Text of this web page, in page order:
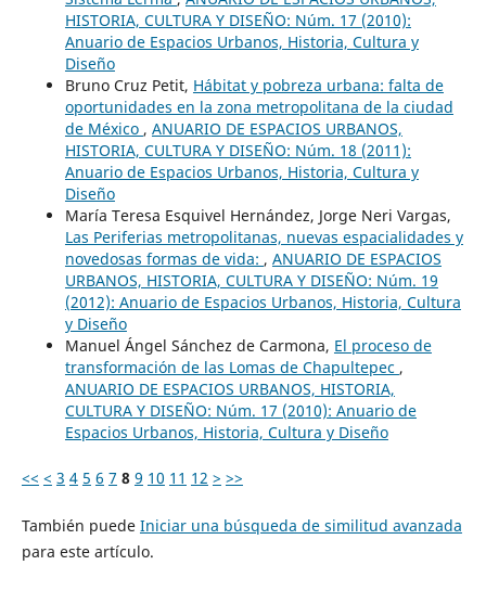
HISTORIA, CULTURA Y DISEÑO: Núm. 17 (2010):
Anuario de Espacios Urbanos, Historia, Cultura y
Diseño
Bruno Cruz Petit, Hábitat y pobreza urbana: falta de
oportunidades en la zona metropolitana de la ciudad
de México , ANUARIO DE ESPACIOS URBANOS,
HISTORIA, CULTURA Y DISEÑO: Núm. 18 (2011):
Anuario de Espacios Urbanos, Historia, Cultura y
Diseño
María Teresa Esquivel Hernández, Jorge Neri Vargas,
Las Periferias metropolitanas, nuevas espacialidades y
novedosas formas de vida: , ANUARIO DE ESPACIOS
URBANOS, HISTORIA, CULTURA Y DISEÑO: Núm. 19
(2012): Anuario de Espacios Urbanos, Historia, Cultura
y Diseño
Manuel Ángel Sánchez de Carmona, El proceso de
transformación de las Lomas de Chapultepec ,
ANUARIO DE ESPACIOS URBANOS, HISTORIA,
CULTURA Y DISEÑO: Núm. 17 (2010): Anuario de
Espacios Urbanos, Historia, Cultura y Diseño
<< < 3 4 5 6 7 8 9 10 11 12 > >>
También puede Iniciar una búsqueda de similitud avanzada
para este artículo.